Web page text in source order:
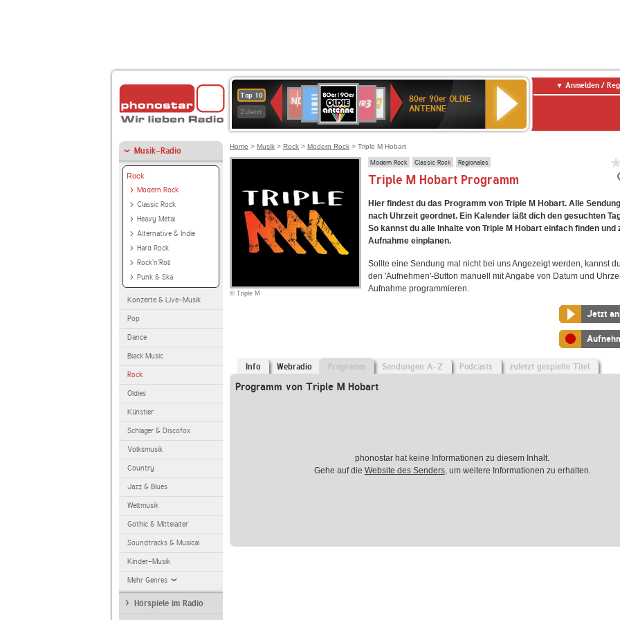
Top 10
Zuletzt
Deutschlandfunk
80er
90er
OLDIE
ANTENNE
SWR3
SWR
Kultur
NDR
2
80er 90er OLDIE
ANTENNE
Anmelden /
Musik-Radio
Rock
Modern Rock
Classic Rock
Heavy Metal
Alternative & Indie
Hard Rock
Rock'n'Roll
Punk & Ska
Konzerte & Live-Musik
Pop
Dance
Black Music
Rock
Oldies
Künstler
Schlager & Discofox
Volksmusik
Country
Jazz & Blues
Weltmusik
Gothic & Mittelalter
Soundtracks & Musical
Kinder-Musik
Mehr Genres
Hörspiele im Radio
Home > Musik > Rock > Modern Rock > Triple M Hobart
© Triple M
Modern Rock Classic Rock Regionales
Triple M Hobart Programm
Hier findest du das Programm von Triple M Hobart. Alle
nach Uhrzeit geordnet. Ein Kalender läßt dich den gesuchten
So kannst du alle Inhalte von Triple M Hobart einfach finden und
Aufnahme einplanen.
Sollte eine Sendung mal nicht bei uns Angezeigt werden, kannst
den 'Aufnehmen'-Button manuell mit Angabe von Datum und
Aufnahme programmieren.
Jetzt
Info Webradio Programm Sendungen A-Z Podcasts zuletzt gespielte Titel
Programm von Triple M Hobart
phonostar hat keine Informationen zu diesem Inhalt.
Gehe auf die Website des Senders, um weitere Informationen zu erhalten.